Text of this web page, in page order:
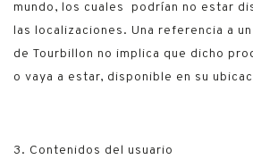
mundo, los cuales podrían no estar
las localizaciones. Una referencia a
de Tourbillon no implica que dicho
o vaya a estar, disponible en su
3. Contenidos del usuario